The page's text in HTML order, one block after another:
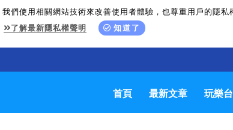
們使用相關網站技術來改善使用者體驗，也尊重用戶的隱私
了解最新隱私權聲明
知道了
首頁 最新文章 玩樂